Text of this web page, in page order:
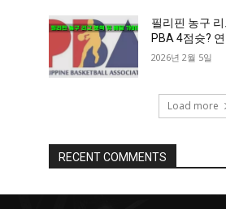
필리핀 농구
PBA 4점슛?
2026년 2월 5일
Load more
RECENT COMMENTS